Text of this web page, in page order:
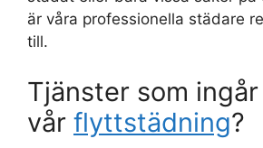
är våra professionella städare
till.
Tjänster som ingår
vår flyttstädning?